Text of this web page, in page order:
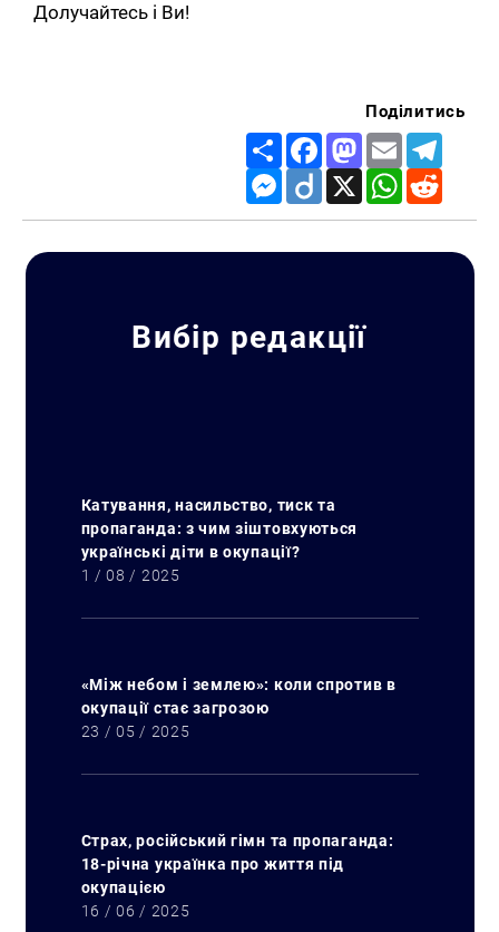
Долучайтесь і Ви!
Поділитись
Share FacebookMastodon
Email
Messenger
Diigo X WhatsApp
Вибір редакції
Катування, насильство, тиск та
пропаганда: з чим зіштовхуються
українські діти в окупації?
1 / 08 / 2025
«Між небом і землею»: коли спротив в
окупації стає загрозою
23 / 05 / 2025
Страх, російський гімн та пропаганда:
18-річна українка про життя під
окупацією
16 / 06 / 2025